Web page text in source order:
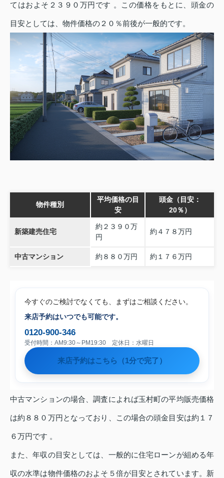
てはおよそ２３９０万円です 。この価格をもとに、頭金の
目安としては、物件価格の２０％前後が一般的です。
物件種別
平均価格の目
安
頭金（目安：
20％）
新築建売住宅
約２３９０万
円
約４７８万円
中古マンション 約８８０万円 約１７６万円
今すぐのご検討でなくても、まずはご相談ください。
来店予約はいつでも可能です。
0120-900-346
受付時間：AM9:30～PM19:30 定休日：水曜日
来店予約はこちら（1分で完了）
中古マンションの場合、調査によれば玉村町の平均販売価格
は約８８０万円となっており、この場合の頭金目安は約１７
６万円です 。
また、年収の目安としては、一般的に住宅ローンが組める年
収の水準は物件価格のおよそ５倍が目安とされています。新